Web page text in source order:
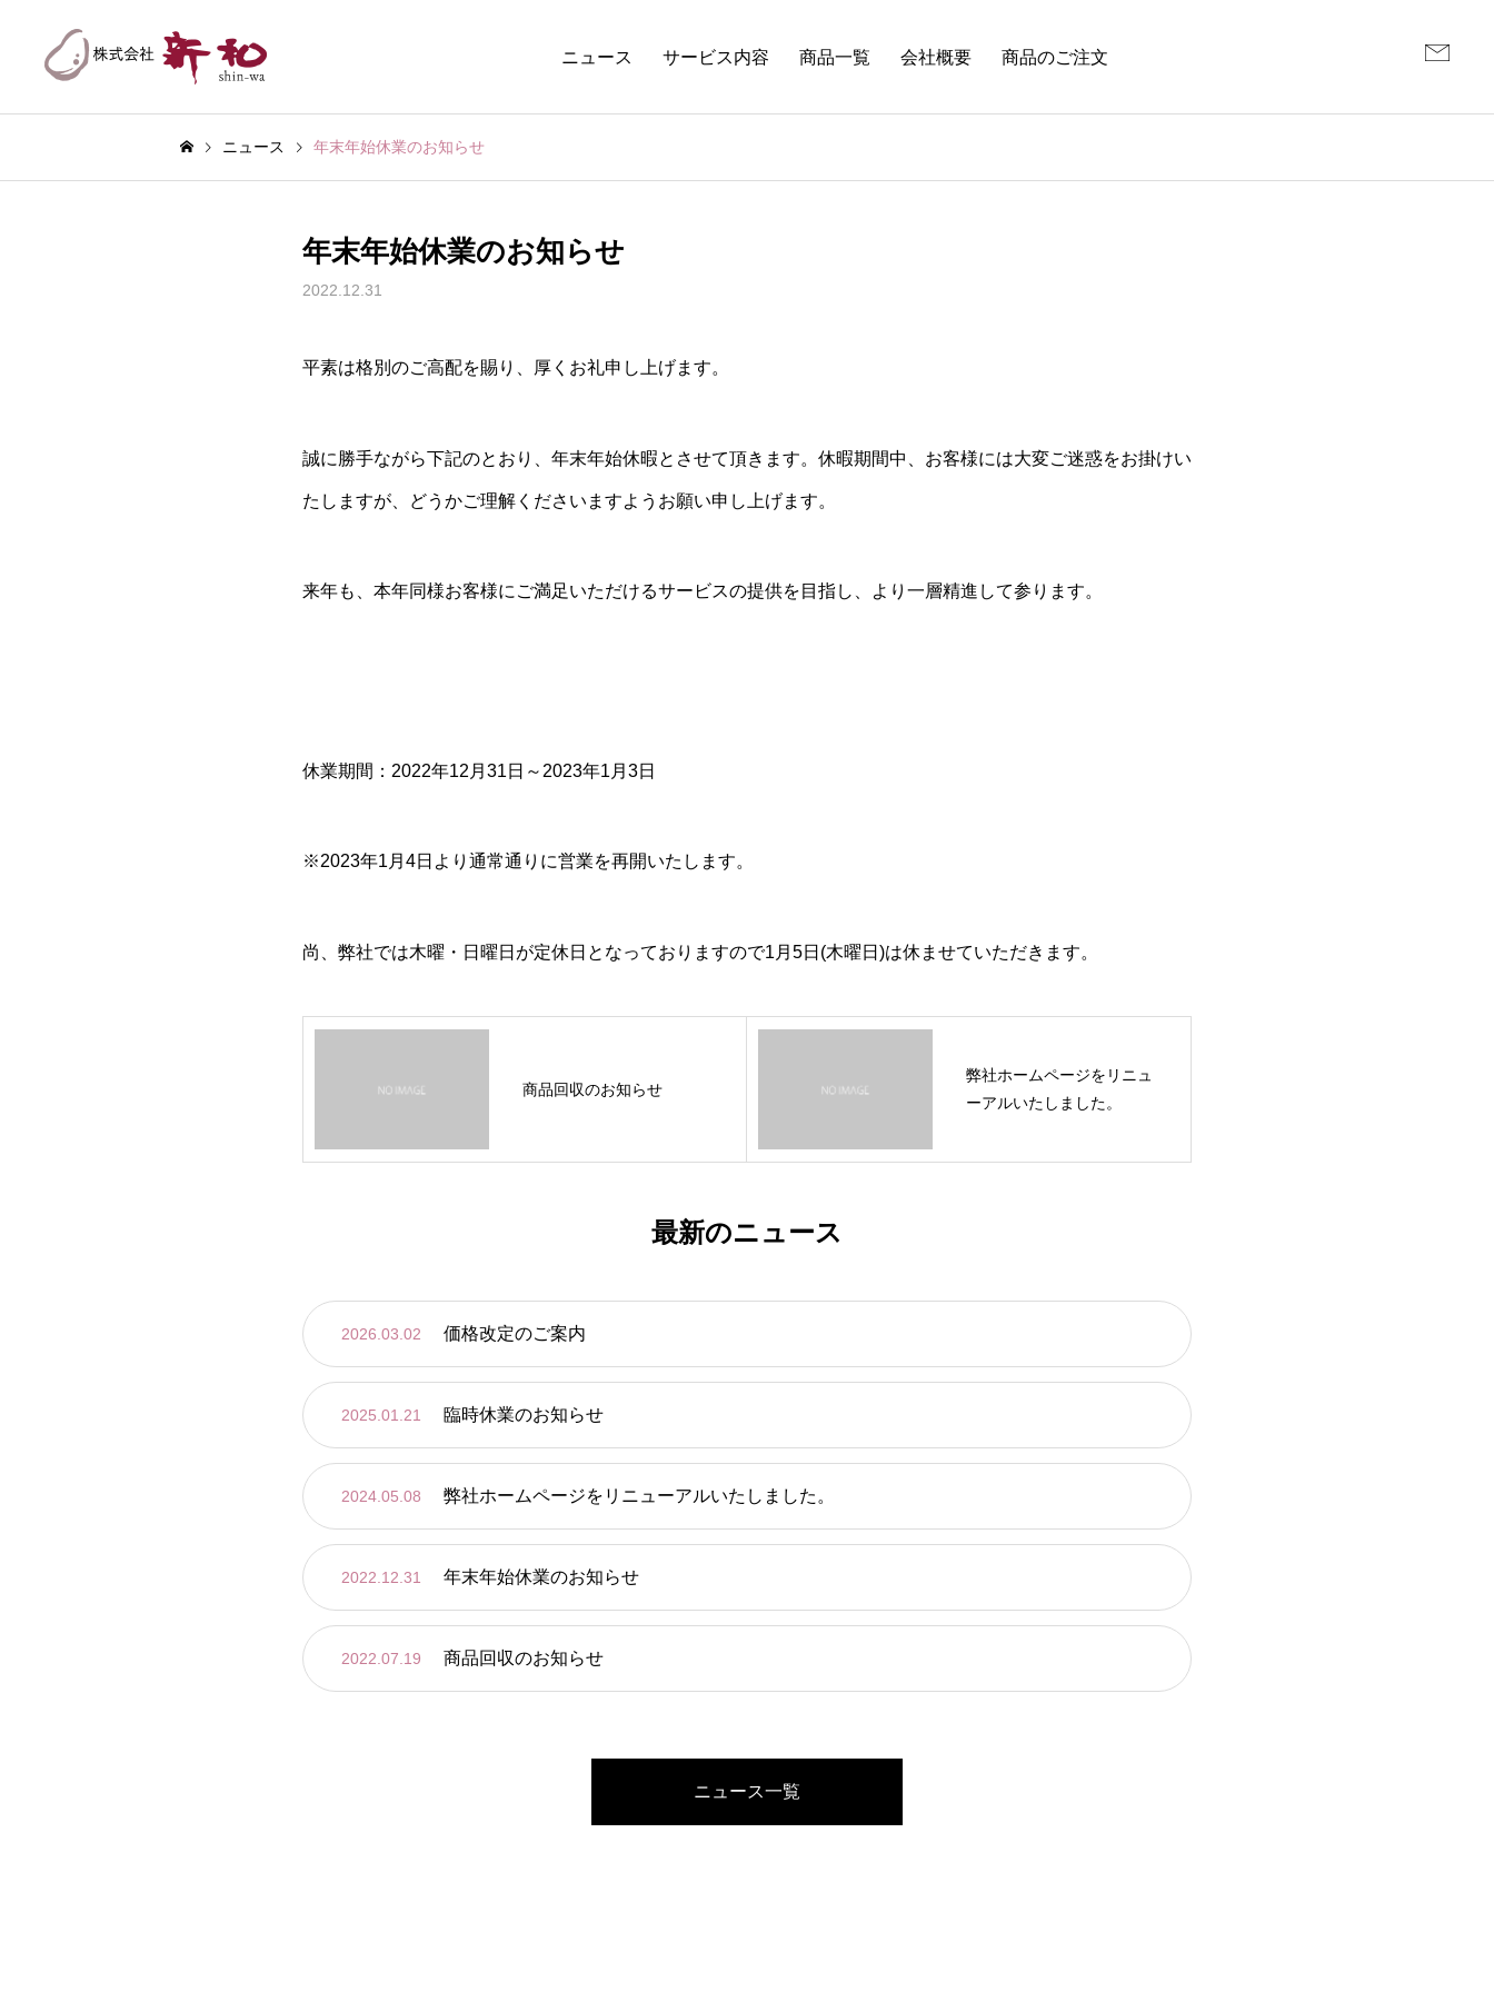
ニュース サービス内容 商品一覧 会社概要 商品のご注文
ニュース 年末年始休業のお知らせ
年末年始休業のお知らせ
2022.12.31
平素は格別のご高配を賜り、厚くお礼申し上げます。
誠に勝手ながら下記のとおり、年末年始休暇とさせて頂きます。休暇期間中、お客様には大変ご迷惑をお掛けい
たしますが、どうかご理解くださいますようお願い申し上げます。
来年も、本年同様お客様にご満足いただけるサービスの提供を目指し、より一層精進して参ります。
休業期間：2022年12月31日～2023年1月3日
※2023年1月4日より通常通りに営業を再開いたします。
尚、弊社では木曜・日曜日が定休日となっておりますので1月5日(木曜日)は休ませていただきます。
商品回収のお知らせ
弊社ホームページをリニュ
ーアルいたしました。
最新のニュース
2026.03.02 価格改定のご案内
2025.01.21 臨時休業のお知らせ
2024.05.08 弊社ホームページをリニューアルいたしました。
2022.12.31 年末年始休業のお知らせ
2022.07.19 商品回収のお知らせ
ニュース一覧